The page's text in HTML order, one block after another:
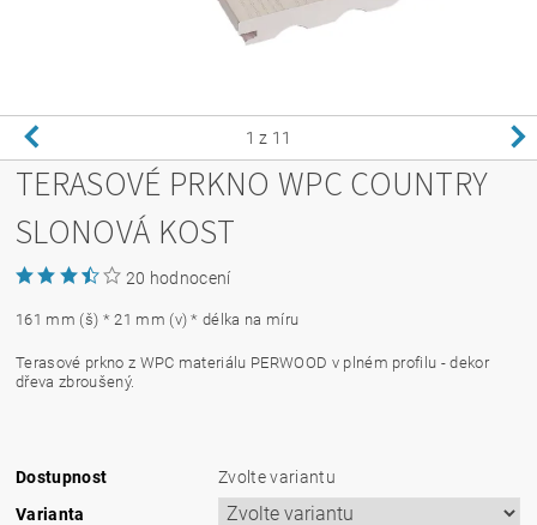
1 z 11
TERASOVÉ PRKNO WPC COUNTRY
SLONOVÁ KOST
20 hodnocení
161 mm (š) * 21 mm (v) * délka na míru
Terasové prkno z WPC materiálu PERWOOD v plném profilu - dekor
dřeva zbroušený.
Dostupnost
Zvolte variantu
Varianta